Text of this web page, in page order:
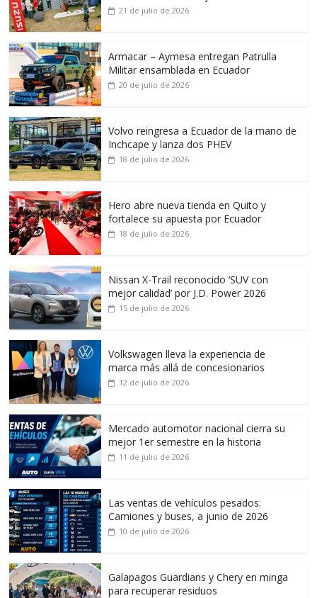
21 de julio de 2026
Armacar – Aymesa entregan Patrulla
Militar ensamblada en Ecuador
20 de julio de 2026
Volvo reingresa a Ecuador de la mano de
Inchcape y lanza dos PHEV
18 de julio de 2026
Hero abre nueva tienda en Quito y
fortalece su apuesta por Ecuador
18 de julio de 2026
Nissan X-Trail reconocido ‘SUV con
mejor calidad’ por J.D. Power 2026
15 de julio de 2026
Volkswagen lleva la experiencia de
marca más allá de concesionarios
12 de julio de 2026
Mercado automotor nacional cierra su
mejor 1er semestre en la historia
11 de julio de 2026
Las ventas de vehículos pesados:
Camiones y buses, a junio de 2026
10 de julio de 2026
Galapagos Guardians y Chery en minga
para recuperar residuos